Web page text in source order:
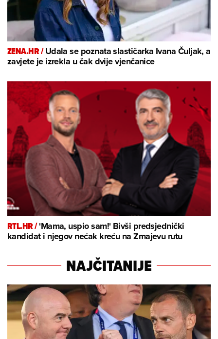
ZENA.HR /Udala se poznata slastičarka Ivana Čuljak, a
zavjete je izrekla u čak dvije vjenčanice
RTL.HR /'Mama, uspio sam!' Bivši predsjednički
kandidat i njegov nećak kreću na Zmajevu rutu
NAJČITANIJE